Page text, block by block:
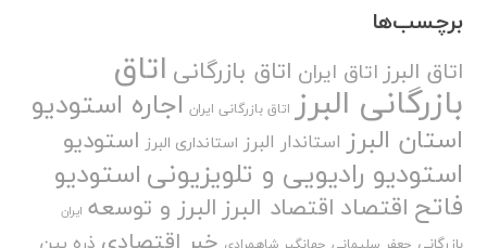
برچسب‌ها
اتاق البرز اتاق ایران اتاق بازرگانی اتاق
بازرگانی البرز اتاق بازرگانی ایران اجاره استودیو
استان البرز استاندار البرز استانداری البرز استودیو
استودیو رادیویی و تلویزیونیاستودیو
فاتح اقتصاد اقتصاد البرزالبرز و توسعه ایران
بازرگانی خبر اقتصادی